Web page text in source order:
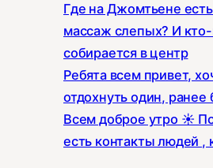
Где на Джомтьене
массаж слепых? И
собирается в центр
Ребята всем привет,
отдохнуть один, ранее
Всем доброе утро ☀️
есть контакты людей ,